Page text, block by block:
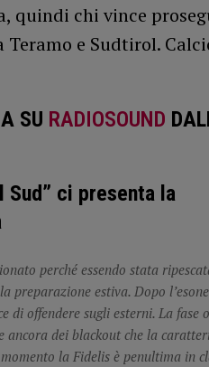
quindi chi vince
e Sudtirol.
SU RADIOSOUND
Sud” ci presenta la
perché essendo stata
preparazione estiva. Dopo
offendere sugli esterni. La fase
dei blackout che la
la Fidelis è penultima in